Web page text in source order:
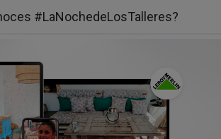
#LaNochedeLosTalleres?